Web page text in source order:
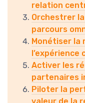
relation
Orchestrer
parcours
Monétiser la
l’expérience
Activer les
partenaires
Piloter la